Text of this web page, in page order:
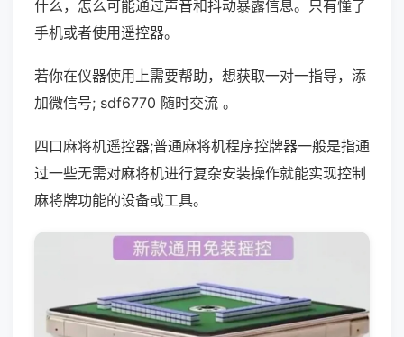
什么，怎么可能通过声音和抖动暴露信息。只有懂了
手机或者使用遥控器。
若你在仪器使用上需要帮助，想获取一对一指导，添
加微信号; sdf6770 随时交流 。
四口麻将机遥控器;普通麻将机程序控牌器一般是指通
过一些无需对麻将机进行复杂安装操作就能实现控制
麻将牌功能的设备或工具。